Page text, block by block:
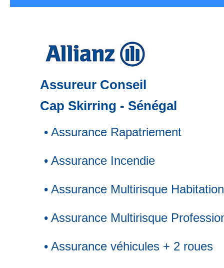
BARS RESTAURANTS
VILLAGE & PLAGE
Assureur Conseil
Cap Skirring - Sénégal
• Assurance Rapatriement
• Assurance Incendie
• Assurance Multirisque Habitation
• Assurance Multirisque
• Assurance véhicules + 2 roues